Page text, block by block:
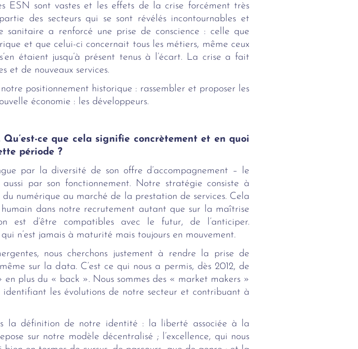
ESN sont vastes et les effets de la crise forcément très
des secteurs qui se sont révélés incontournables et
sanitaire a renforcé une prise de conscience : celle que
et que celui-ci concernait tous les métiers, même ceux
étaient jusqu’à présent tenus à l’écart. La crise a fait
et de nouveaux services.
positionnement historique : rassembler et proposer les
économie : les développeurs.
Qu’est-ce que cela signifie concrètement et en quoi
période ?
par la diversité de son offre d’accompagnement – le
par son fonctionnement. Notre stratégie consiste à
numérique au marché de la prestation de services. Cela
dans notre recrutement autant que sur la maîtrise
est d’être compatibles avec le futur, de l’anticiper.
n’est jamais à maturité mais toujours en mouvement.
nous cherchons justement à rendre la prise de
sur la data. C’est ce qui nous a permis, dès 2012, de
plus du « back ». Nous sommes des « market makers »
identifiant les évolutions de notre secteur et contribuant à
la définition de notre identité : la liberté associée à la
sur notre modèle décentralisé ; l’excellence, qui nous